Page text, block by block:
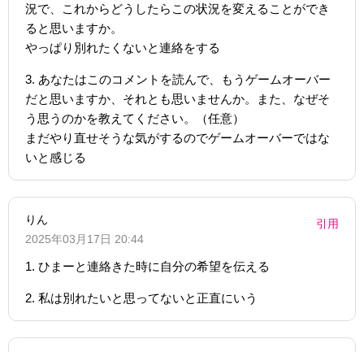
況で、これからどうしたらこの状況を変えることができ
ると思いますか。
やっぱり別れたくないと連絡をする
3. あなたはこのコメントを読んで、もうゲームオーバー
だと思いますか、それとも思いませんか。また、なぜそ
う思うのかを教えてください。（任意）
まだやり直せそうな気がするのでゲームオーバーではな
いと感じる
りん
2025年03月17日 20:44
引用
1. ひまーと連絡きた時に自分の希望を伝える
2. 私は別れたいと思ってないと正直にいう